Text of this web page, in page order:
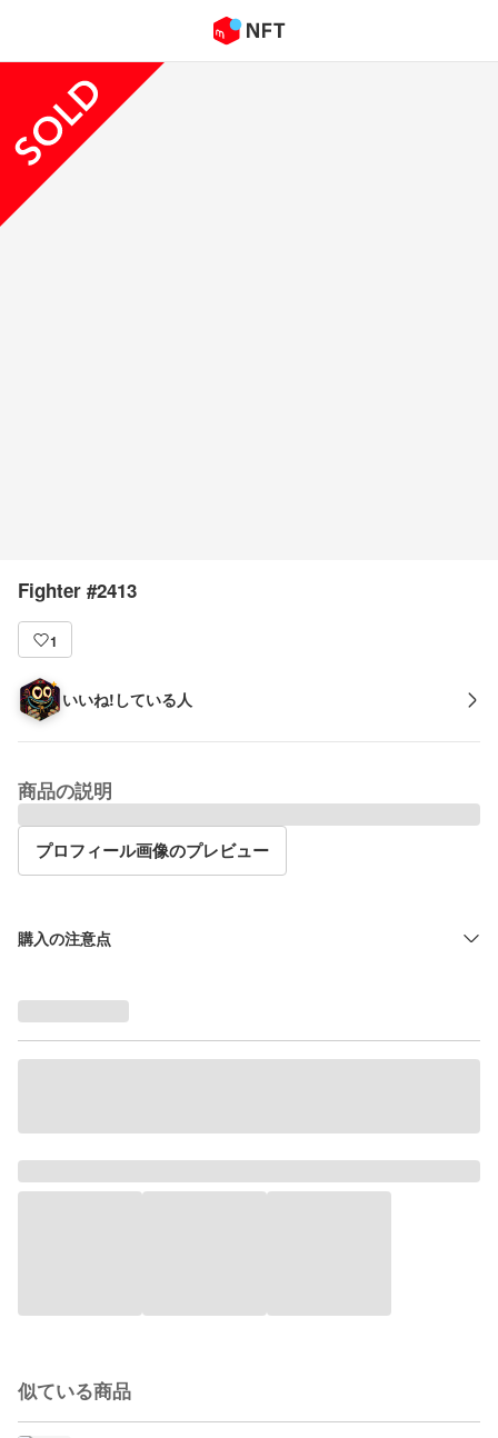
Fighter #2413
1
いいね!している人
商品の説明
プロフィール画像のプレビュー
購入の注意点
似ている商品